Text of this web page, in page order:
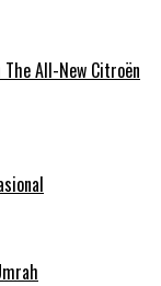
All-New Citroën